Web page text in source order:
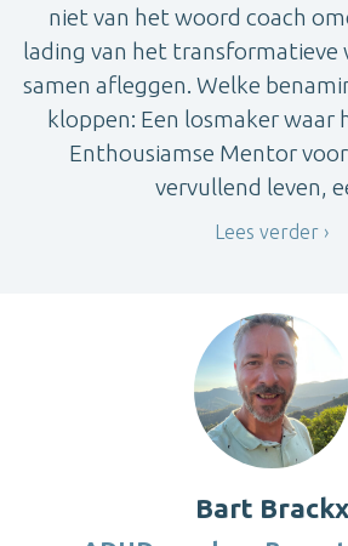
niet van het woord coach
lading van het transformatieve
samen afleggen. Welke
kloppen: Een losmaker waar
Enthousiamse Mentor
vervullend leven,
Lees verder
Bart Brackx